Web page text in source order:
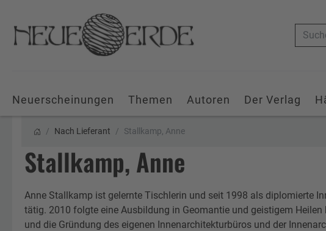
Suche
Neuerscheinungen Themen Autoren Der Verlag
Nach Lieferant Stallkamp, Anne
Stallkamp, Anne
Anne Stallkamp ist gelernte Tischlerin und seit 1998 als diplomierte
tätig. 2010 folgte eine Ausbildung in Geomantie und geistigem Heilen
und die Gründung des eigenen Innenarchitekturbüros und der